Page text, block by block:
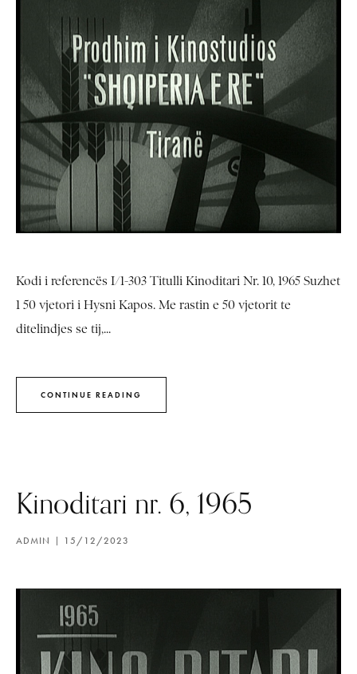
Kodi i referencës I/1-303 Titulli Kinoditari Nr. 10, 1965 Suzhet
1 50 vjetori i Hysni Kapos. Me rastin e 50 vjetorit te
ditelindjes se tij,...
CONTINUE READING
Kinoditari nr. 6, 1965
ADMIN 15/12/2023